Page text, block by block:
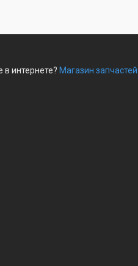
в интернете? Магазин